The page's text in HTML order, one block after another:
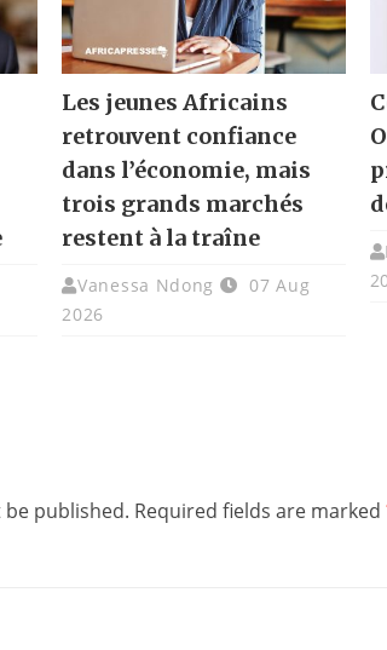
Les jeunes Africains
retrouvent confiance
dans l’économie, mais
trois grands marchés
restent à la traîne
Vanessa Ndong
07 Aug
2026
published. Required fields are marked